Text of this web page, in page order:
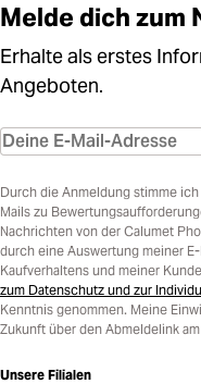
Melde dich zum
Erhalte als erstes
Angeboten.
Durch die Anmeldung stimme
Mails zu
Nachrichten von der Calumet
durch eine Auswertung meiner
Kaufverhaltens und meiner
zum Datenschutz und zur
Kenntnis genommen. Meine
Zukunft über den Abmeldelink
Unsere Filialen